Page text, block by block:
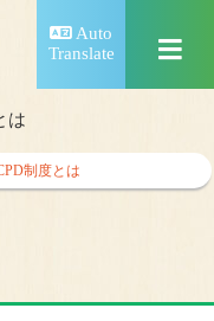
Auto
Translate
は
制度とは